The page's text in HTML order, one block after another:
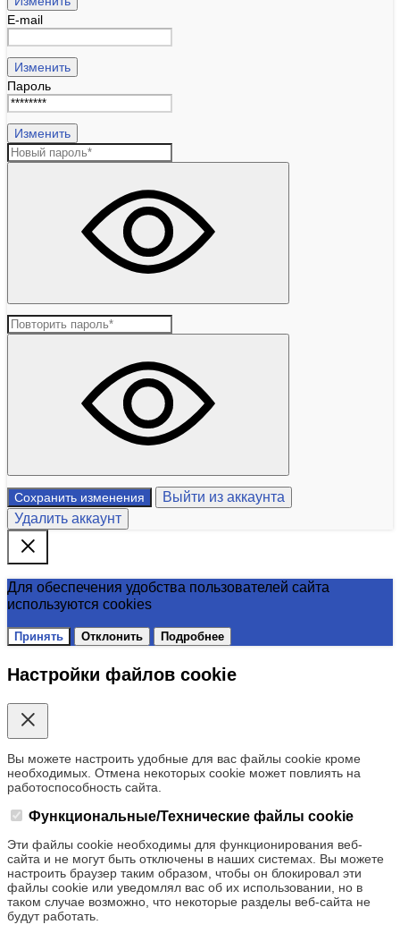
E-mail
Изменить
Пароль
Изменить
Сохранить изменения
Выйти из аккаунта
Удалить аккаунт
Для обеспечения удобства пользователей сайта
используются cookies
Принять Отклонить Подробнее
Настройки файлов cookie
Вы можете настроить удобные для вас файлы cookie кроме
необходимых. Отмена некоторых cookie может повлиять на
работоспособность сайта.
Функциональные/Технические файлы cookie
Эти файлы cookie необходимы для функционирования веб-
сайта и не могут быть отключены в наших системах. Вы можете
настроить браузер таким образом, чтобы он блокировал эти
файлы cookie или уведомлял вас об их использовании, но в
таком случае возможно, что некоторые разделы веб-сайта не
будут работать.